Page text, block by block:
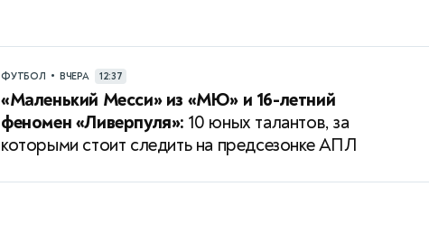
ФУТБОЛ • ВЧЕРА 12:37
«Маленький Месси» из «МЮ» и 16-летний
феномен «Ливерпуля»: 10 юных талантов, за
которыми стоит следить на предсезонке АПЛ